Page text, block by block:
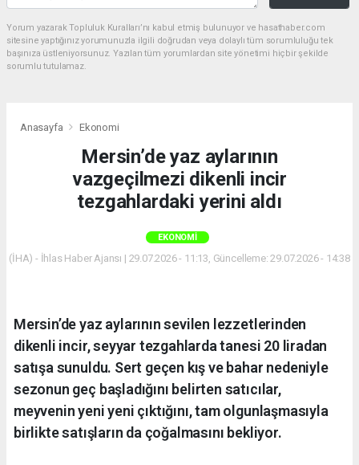
Yorum yazarak Topluluk Kuralları’nı kabul etmiş bulunuyor ve hasathaber.com
sitesine yaptığınız yorumunuzla ilgili doğrudan veya dolaylı tüm sorumluluğu tek
başınıza üstleniyorsunuz. Yazılan tüm yorumlardan site yönetimi hiçbir şekilde
sorumlu tutulamaz.
Anasayfa Ekonomi
Mersin’de yaz aylarının
vazgeçilmezi dikenli incir
tezgahlardaki yerini aldı
EKONOMI
(İHA) - İhlas Haber Ajansı | 29.07.2026 - 11:13, Güncelleme: 29.07.2026 - 14:38
Mersin’de yaz aylarının sevilen lezzetlerinden
dikenli incir, seyyar tezgahlarda tanesi 20 liradan
satışa sunuldu. Sert geçen kış ve bahar nedeniyle
sezonun geç başladığını belirten satıcılar,
meyvenin yeni yeni çıktığını, tam olgunlaşmasıyla
birlikte satışların da çoğalmasını bekliyor.